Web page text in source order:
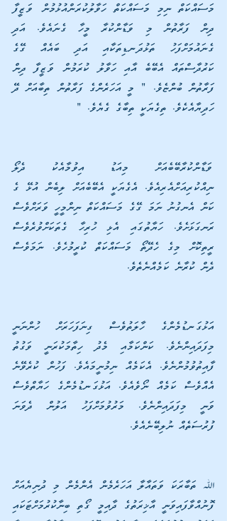
މަސައްކަތް ނިމި މަސައްކަތް ހަވާލުކުރަންއުޅުމުން ވަޒީފާ
ދިން ފަރާތުން މި ވަޑާންކުރާ މީހާ ގެނައެވެ. އަދި
ކަރުދާސްތައް އެބޭބެ އާއި ހަވާލު ކުރަމުން ވަޒީފާ ދިން
ފަރާތުން ބުންޏެވެ. " މީ އަހަރެންގެ ފަރާތުން ތިބާއަށް ދޭ
ހަދިޔާއެކެވެ. ތިގެޔަކީ ތިބާގެ ގެޔެވެ. "
ވަޑާންކުރާބޭބެއަށް މިއަޑު އިވުމާއެކު ދެލޯ
ދެން ކުރާނެ ކަމެއްނެތެވެ.
އަޅުގަނޑުމެންގެ ހާލަތުވެސް ގިނަފަހަރަށް ހުންނަނީ
މިފަދައިންނެވެ. ކަންކަމާއި މެދު ހިތާމަކުރަނީ ވަގުތު
ފާއިތުވުމުންނެވެ. އެކަމެއް ނިމުނީމައެވެ. ފަހުން ކުރެވޭނެ
ވަނީ މިފަދައިންނެވެ. މަރުވުމަށްފަހު އަލުން ދެވަނަ
ފުރުސަތެއް ނުލިބޭނެއެވެ.
ﷲ ތަބާރަކަ ވަތައާލާ އަހަރެމެން އެންމެން މި ދުނިޔެއަށް